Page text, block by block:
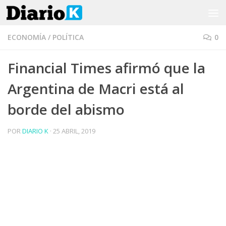
Saltar al contenido
ECONOMÍA / POLÍTICA 0
Financial Times afirmó que la
Argentina de Macri está al
borde del abismo
PORDIARIO K · 25 ABRIL, 2019